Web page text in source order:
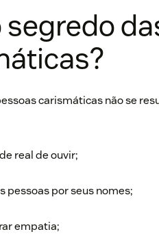
segredo
carismáticas não se
real de ouvir;
pessoas por seus nomes;
empatia;